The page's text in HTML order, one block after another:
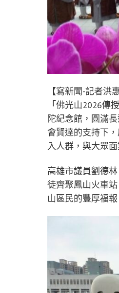
【寫新聞-記者洪
「佛光山2026傳
陀紀念館，圓滿
會賢達的支持下
入人群，與大眾
高雄市議員劉德
徒齊聚鳳山火車
山區民的豐厚福